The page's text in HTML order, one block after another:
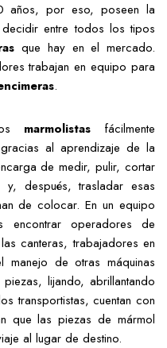
años, por eso, poseen la
entre todos los tipos
que hay en el mercado.
trabajan en equipo para
.
marmolistas fácilmente
al aprendizaje de la
de medir, pulir, cortar
después, trasladar esas
de colocar. En un equipo
encontrar operadores de
canteras, trabajadores en
manejo de otras máquinas
lijando, abrillantando
transportistas, cuentan con
que las piezas de mármol
al lugar de destino.